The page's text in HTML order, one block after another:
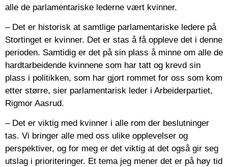
alle de parlamentariske lederne vært kvinner.
– Det er historisk at samtlige parlamentariske ledere på
Stortinget er kvinner. Det er stas å få oppleve det i denne
perioden. Samtidig er det på sin plass å minne om alle de
hardtarbeidende kvinnene som har tatt og krevd sin
plass i politikken, som har gjort rommet for oss som kom
etter større, sier parlamentarisk leder i Arbeiderpartiet,
Rigmor Aasrud.
– Det er viktig med kvinner i alle rom der beslutninger
tas. Vi bringer alle med oss ulike opplevelser og
perspektiver, og for meg er det viktig at det også gir seg
utslag i prioriteringer. Et tema jeg mener det er på høy tid